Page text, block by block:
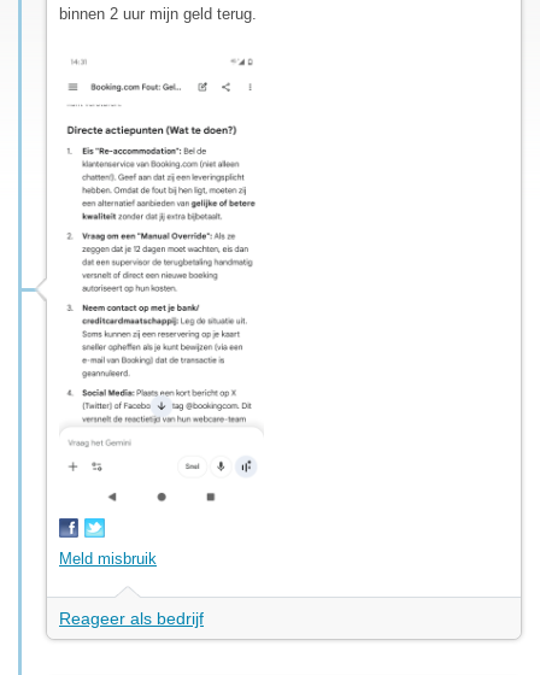
binnen 2 uur mijn geld terug.
Meld misbruik
Reageer als bedrijf